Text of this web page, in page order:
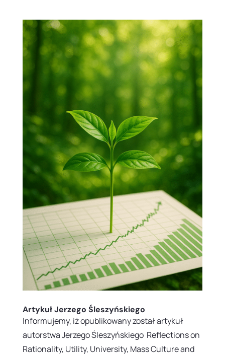
Artykuł Jerzego Śleszyńskiego
Informujemy, iż opublikowany został artykuł
autorstwa Jerzego Śleszyńskiego Reflections on
Rationality, Utility, University, Mass Culture and